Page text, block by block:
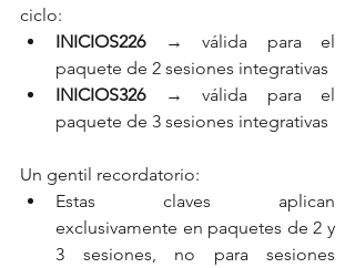
ciclo:
INICIOS226 → válida para el
paquete de 2 sesiones integrativas
INICIOS326 → válida para el
paquete de 3 sesiones integrativas
Un gentil recordatorio:
Estas claves aplican
exclusivamente en paquetes de 2 y
3 sesiones, no para sesiones